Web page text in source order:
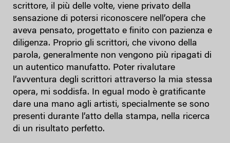
scrittore, il più delle volte, viene privato della
sensazione di potersi riconoscere nell’opera che
aveva pensato, progettato e finito con pazienza e
diligenza. Proprio gli scrittori, che vivono della
parola, generalmente non vengono più ripagati di
un autentico manufatto. Poter rivalutare
l’avventura degli scrittori attraverso la mia stessa
opera, mi soddisfa. In egual modo è gratificante
dare una mano agli artisti, specialmente se sono
presenti durante l’atto della stampa, nella ricerca
di un risultato perfetto.